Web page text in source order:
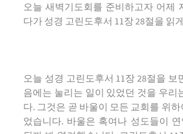
오늘 새벽기도회를 준비하고자 어제
다가 성경 고린도후서 11장 28절을 읽
오늘 성경 고린도후서 11장 28절을 보
음에는 눌리는 일이 있었던 것을 우리
다. 그것은 곧 바울이 모든 교회를 위하
었습니다. 바울은 혹여나 성도들이 연